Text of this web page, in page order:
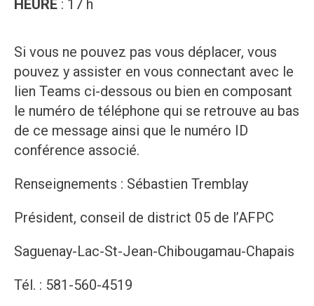
HEURE : 17 h
Si vous ne pouvez pas vous déplacer, vous
pouvez y assister en vous connectant avec le
lien Teams ci-dessous ou bien en composant
le numéro de téléphone qui se retrouve au bas
de ce message ainsi que le numéro ID
conférence associé.
Renseignements : Sébastien Tremblay
Président, conseil de district 05 de l’AFPC
Saguenay-Lac-St-Jean-Chibougamau-Chapais
Tél. : 581-560-4519